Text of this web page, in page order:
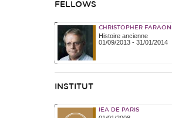
FELLOWS
CHRISTOPHER
Histoire ancienne
01/09/2013- 31/01/2014
INSTITUT
IEA DE PARIS